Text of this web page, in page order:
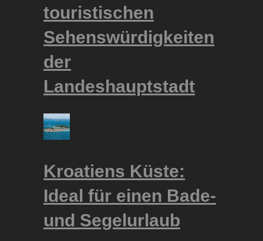
touristischen
Sehenswürdigkeiten
der
Landeshauptstadt
Kroatiens Küste:
Ideal für einen Bade-
und Segelurlaub